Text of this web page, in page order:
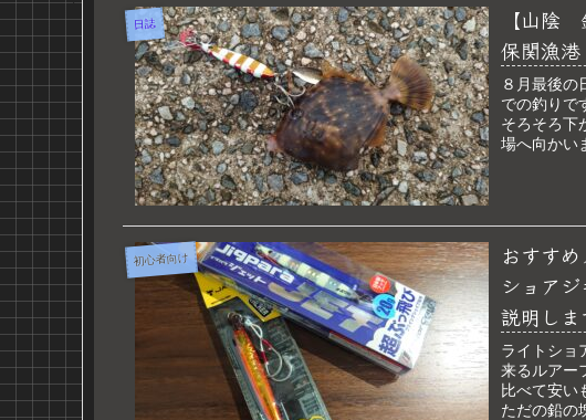
日誌
【山陰
保関漁
８月最後の
での釣りで
そろそろ下
場へ向かい
初心者向け
おすす
ショア
説明しま
ライトショ
来るルアー
比べて安い
ただの鉛の